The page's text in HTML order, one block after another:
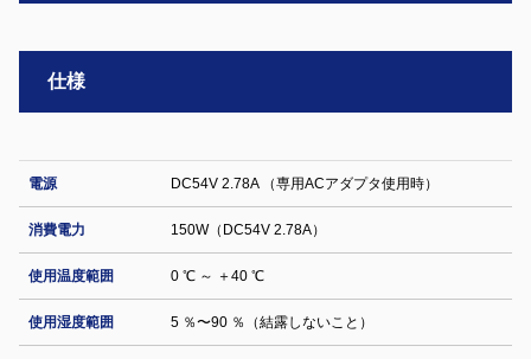
仕様
電源 DC54V 2.78A （専用ACアダプタ使用時）
消費電力 150W（DC54V 2.78A）
使用温度範囲 0 ℃ ～ ＋40 ℃
使用湿度範囲 5 ％〜90 ％（結露しないこと）